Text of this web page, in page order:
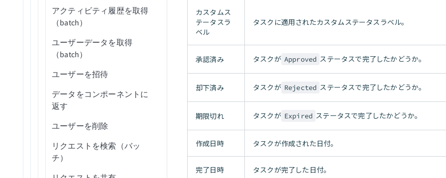
Notionページ
OneDrive
Outlook Calendar
Outlook Contacts
Outlook Email
Outreach Sales Engagement
QuickBooks Online AP and
Expenses
Oracle Fusion Cloudを設定
Salesforceを設定
SAP Data Agentを設定
SAP Table Reader
ServiceNowを設定
SQL Serverを設定（宛先）
SQL Serverを設定（ソース）
アクティビティ履歴を取得
（batch）
ユーザーデータを取得
（batch）
ユーザーを招待
データをコンポーネントに
返す
ユーザーを削除
リクエストを検索（バッ
チ）
カスタムス
テータスラ
ベル
タスクに適用されたカスタムステータスラベル。
承認済み タスクが Approved ステータスで完了したかどうか。
却下済み タスクが Rejected ステータスで完了したかどうか。
期限切れ タスクが Expired ステータスで完了したかどうか。
作成日時 タスクが作成された日付。
完了日時 タスクが完了した日付。